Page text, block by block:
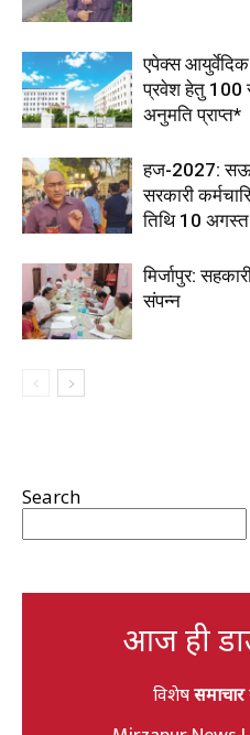
एपेक्स
प्रवेश हेतु 100
अनुमति प्राप्त*
हज-2027:
सरकारी
तिथि 10 अगस्त
मिर्जापुर:
संपन्न
Search
आज ही
विशेषसमाचार